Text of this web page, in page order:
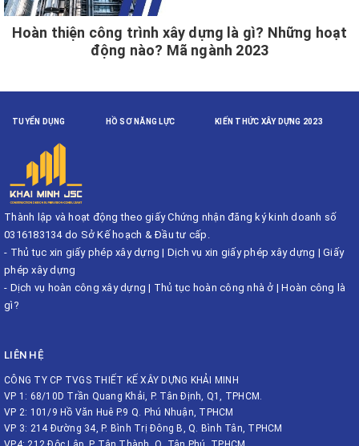
Hoàn thiện công trình xây dựng là gì? Những hoạt
động nào? Mã ngành 2023
TUYỂN DỤNG HỒ SƠ NĂNG LỰC KIẾN THỨC XÂY DỰNG 2023
Thành lập và hoạt động theo giấy Chứng nhận đăng ký kinh doanh số
0316183134 do Sở Kế hoạch & Đầu tư cấp.
- Thủ tục xin giấy phép xây dựng | Dịch vụ xin giấy phép xây dựng | Giấy
phép xây dựng
- Dịch vụ hoàn công xây dựng | Thủ tục hoàn công nhà ở |Hoàn công là
gì?
LIÊN HỆ
CÔNG TY CP TVGS THIẾT KẾ XÂY DỰNG KHẢI MINH
VP 1: 68/10D Trần Quang Khải, P. Tân Định, Q1, TPHCM.
VP 2: 101/9 Hồ Văn Huê P.9 Q. Phú Nhuận, TPHCM
VP 3: 214 Đường 34, P. Bình Trị Đông B, Q. Bình Tân, TPHCM